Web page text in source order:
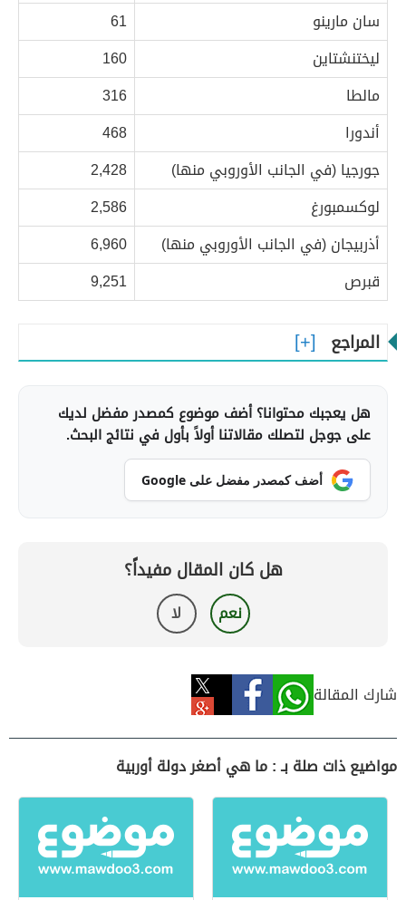
سان مارينو
61
ليختنشتاين
160
مالطا
316
أندورا
468
جورجيا (في الجانب الأوروبي منها)
2,428
لوكسمبورغ
2,586
أذربيجان (في الجانب الأوروبي منها)
6,960
قبرص
9,251
المراجع
هل يعجبك محتوانا؟ أضف موضوع كمصدر مفضل لديك
على جوجل لتصلك مقالاتنا أولاً بأول في نتائج البحث.
أضف كمصدر مفضل على Google
هل كان المقال مفيداً؟
نعم لا
شارك المقالة
مواضيع ذات صلة بـ : ما هي أصغر دولة أوربية